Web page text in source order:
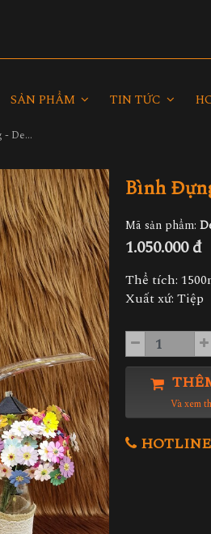
SẢN PHẨM TIN TỨC
Bình Đựng Rượu Vang - Decanter Dáng Đẹp M08
Bình
Mã sản phẩm:
1.050.000 đ
Thể tích:
Xuất xứ: Tiệp
Và xem